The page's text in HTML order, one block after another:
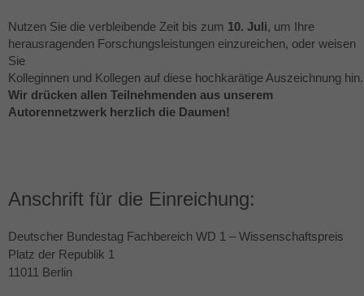
Nutzen Sie die verbleibende Zeit bis zum 10. Juli, um Ihre
herausragenden Forschungsleistungen einzureichen, oder weisen
Sie
Kolleginnen und Kollegen auf diese hochkarätige Auszeichnung hin.
Wir drücken allen Teilnehmenden aus unserem
Autorennetzwerk herzlich die Daumen!
Anschrift für die Einreichung:
Deutscher Bundestag Fachbereich WD 1 – Wissenschaftspreis
Platz der Republik 1
11011 Berlin